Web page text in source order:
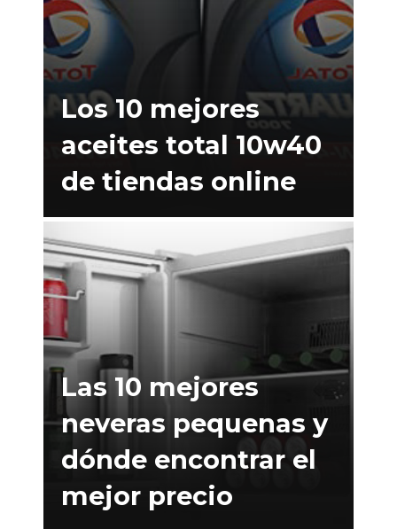
Los 10 mejores
aceites total 10w40
de tiendas online
Las 10 mejores
neveras pequenas y
dónde encontrar el
mejor precio